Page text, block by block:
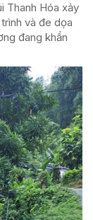
Thanh Hóa xảy
và đe dọa
đang khẩn